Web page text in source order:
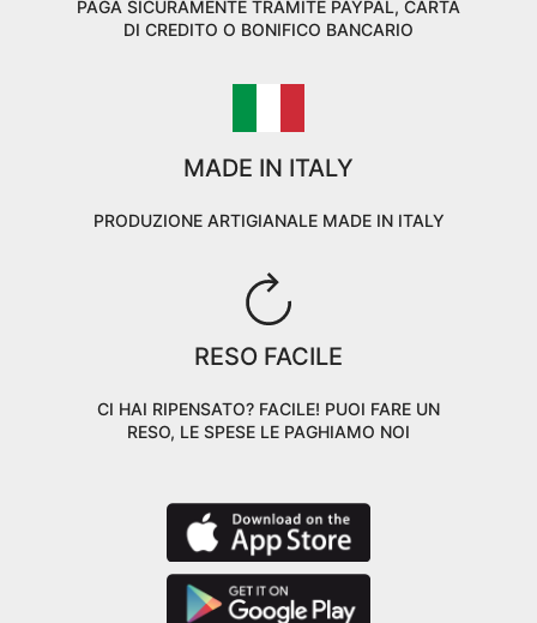
PAGA SICURAMENTE TRAMITE PAYPAL, CARTA
DI CREDITO O BONIFICO BANCARIO
MADE IN ITALY
PRODUZIONE ARTIGIANALE MADE IN ITALY
RESO FACILE
CI HAI RIPENSATO? FACILE! PUOI FARE UN
RESO, LE SPESE LE PAGHIAMO NOI